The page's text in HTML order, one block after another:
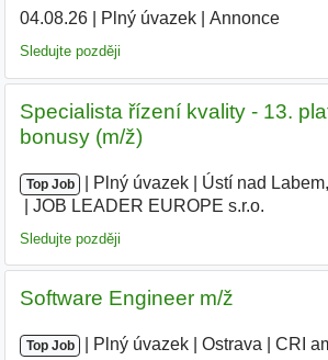
04.08.26| Plný úvazek| Annonce
Sledujte později
Specialista řízení kvality - 13.
bonusy (m/ž)
Top Job Plný úvazek Ústí nad
JOB LEADER EUROPE s.r.o.
Sledujte později
Software Engineer m/ž
Top Job Plný úvazek Ostrava CRI